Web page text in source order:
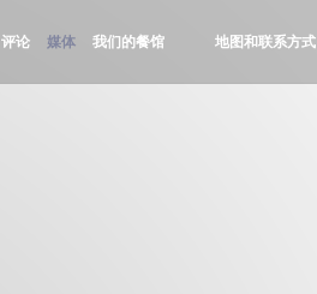
评论 媒体 我们的餐馆 ((在新窗口中打开))
((在新窗口中打开))
地图和联系方式